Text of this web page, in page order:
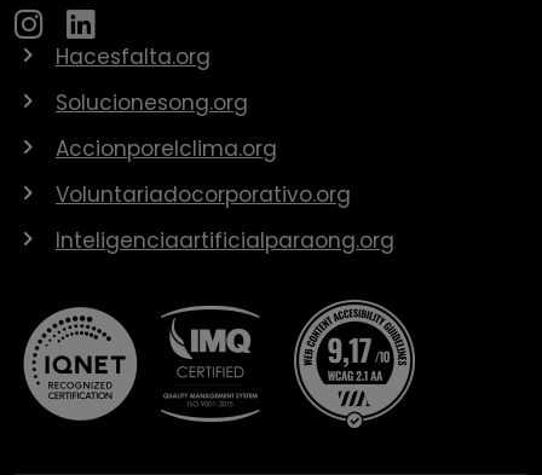
Hacesfalta.org
Solucionesong.org
Accionporelclima.org
Voluntariadocorporativo.org
Inteligenciaartificialparaong.org